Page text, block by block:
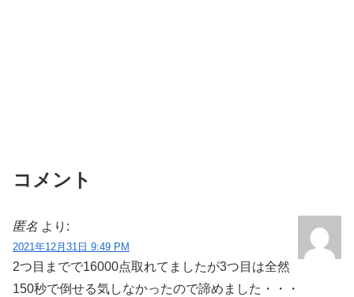
コメント
匿名 より:
2021年12月31日 9:49 PM
2つ目までで16000点取れてましたが3つ目は全然
150秒で倒せる気しなかったので諦めました・・・